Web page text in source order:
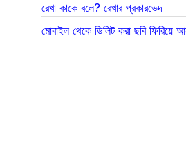
রেখা কাকে বলে? রেখার প্রকারভেদ
মোবাইল থেকে ডিলিট করা ছবি ফিরিয়ে